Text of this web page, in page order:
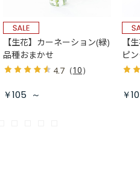
【生花】カーネーション(緑)
品種おまかせ
4.7（10）
￥105 ～
【
ピ
￥